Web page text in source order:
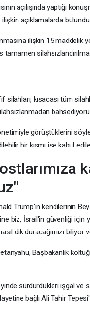
açılışında yaptığı
açıklamalarda bulundu.
ilişkin 15 maddelik
silahları, kısacası tüm
görüştüklerini
bir kısmı ise kabul
Trump'ın kendilerinin
biz, İsrail'in güvenliği için
dik duracağımızı
Başbakanlık
sürdürdükleri işgal ve
bağlı Ali Tahir